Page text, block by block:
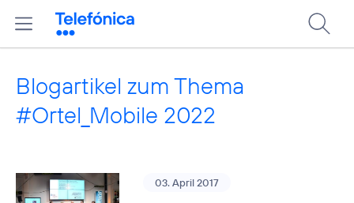
Blogartikel zum Thema
#Ortel_Mobile 2022
03. April 2017